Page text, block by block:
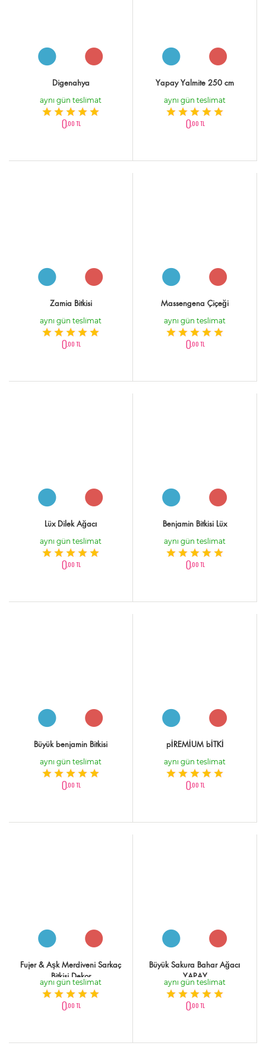
Digenahya
aynı gün teslimat
0,00 TL
Yapay Yalmite 250 cm
aynı gün teslimat
0,00 TL
Zamia Bitkisi
aynı gün teslimat
0,00 TL
Massengena Çiçeği
aynı gün teslimat
0,00 TL
Lüx Dilek Ağacı
aynı gün teslimat
0,00 TL
Benjamin Bitkisi Lüx
aynı gün teslimat
0,00 TL
Büyük benjamin Bitkisi
aynı gün teslimat
0,00 TL
pİREMİUM bİTKİ
aynı gün teslimat
0,00 TL
Fujer & Aşk Merdiveni Sarkaç
Bitkisi Dekor
aynı gün teslimat
0,00 TL
Büyük Sakura Bahar Ağacı
YAPAY
aynı gün teslimat
0,00 TL